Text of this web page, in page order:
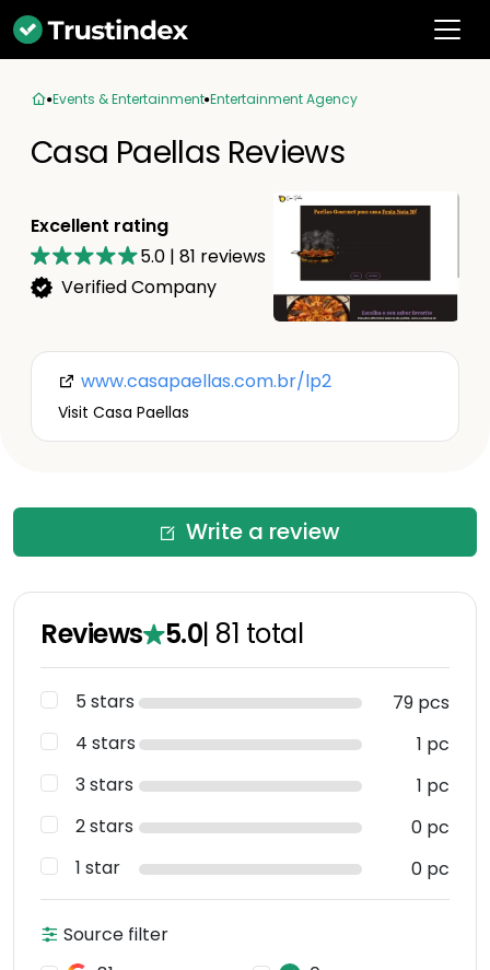
Events & Entertainment Entertainment Agency
Casa Paellas Reviews
Excellent rating
5.0 | 81 reviews
Verified Company
www.casapaellas.com.br/lp2
Visit Casa Paellas
Write a review
Reviews 5.0| 81 total
5 stars
79 pcs
4 stars
1 pc
3 stars
1 pc
2 stars
0 pc
1 star
0 pc
Source filter